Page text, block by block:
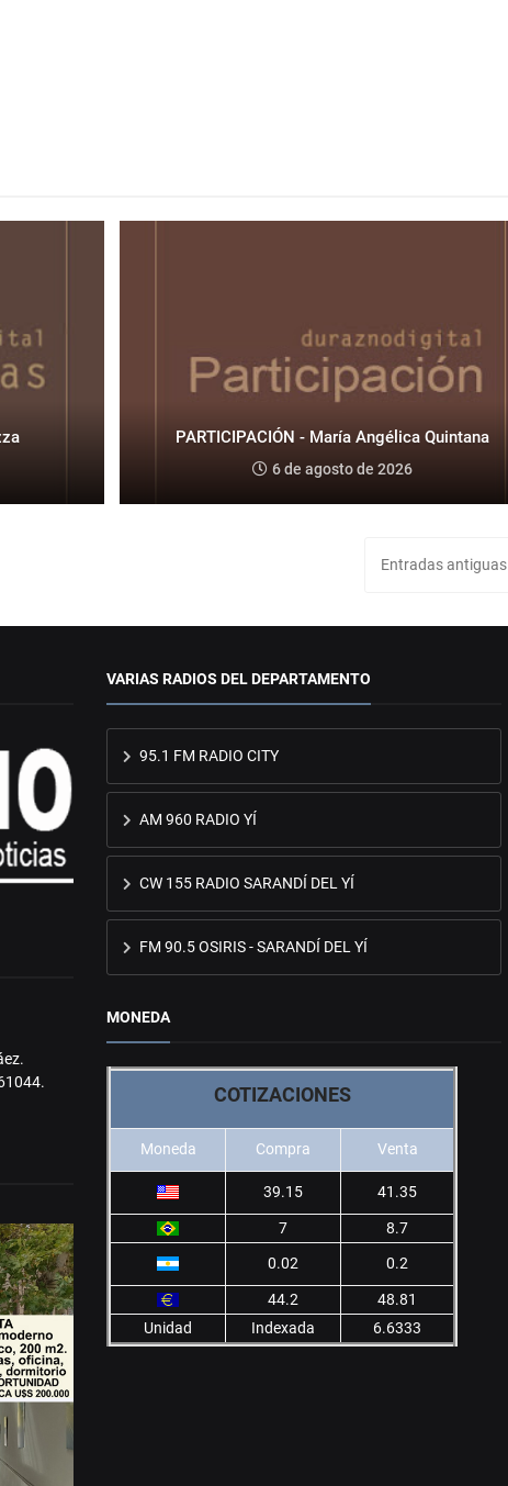
PARTICIPACIÓN - María Angélica Quintana
6 de agosto de 2026
Entradas antiguas
VARIAS RADIOS DEL DEPARTAMENTO
95.1 FM RADIO CITY
AM 960 RADIO YÍ
CW 155 RADIO SARANDÍ DEL YÍ
FM 90.5 OSIRIS - SARANDÍ DEL YÍ
MONEDA
COTIZACIONES
Moneda Compra Venta
39.15 41.35
7
8.7
0.02
0.2
44.2
48.81
Unidad
Indexada 6.6333